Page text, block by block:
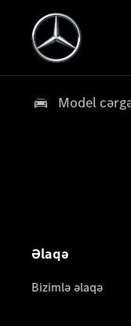
Model
Əlaqə
Bizimlə əlaqə